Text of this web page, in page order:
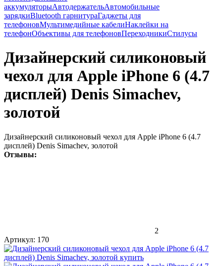
аккумуляторыАвтодержательАвтомобильные
зарядкиBluetooth гарнитураГаджеты для
телефоновМультимедийные кабелиНаклейки на
телефонОбъективы для телефоновПереходникиСтилусы
Дизайнерский силиконовый
чехол для Apple iPhone 6 (4.7
дисплей) Denis Simachev,
золотой
Дизайнерский силиконовый чехол для Apple iPhone 6 (4.7
дисплей) Denis Simachev, золотой
Отзывы:
2
Артикул: 170